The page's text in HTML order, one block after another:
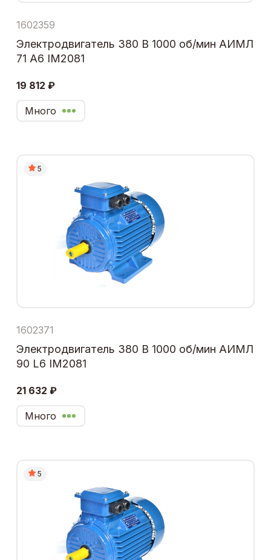
1602359
Электродвигатель 380 В 1000 об/мин АИМЛ
71 А6 IM2081
19 812 ₽
Много
5
1602371
Электродвигатель 380 В 1000 об/мин АИМЛ
90 L6 IM2081
21 632 ₽
Много
5